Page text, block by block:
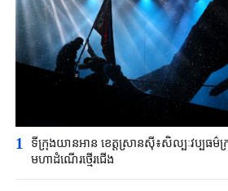
1
ទីក្រុង​យានអាន ​ខេត្តស្រានស៊ី៖​សិល្បៈវប្បធម៌ក្
មហាដំណើរ​ថ្មើរជើង​